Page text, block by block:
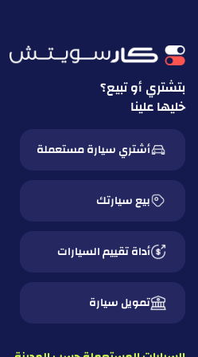
بتشتري أو تبيع؟
خليها علينا
أشتري سيارة مستعملة
بيع سيارتك
أداة تقييم السيارات
تمويل سيارة